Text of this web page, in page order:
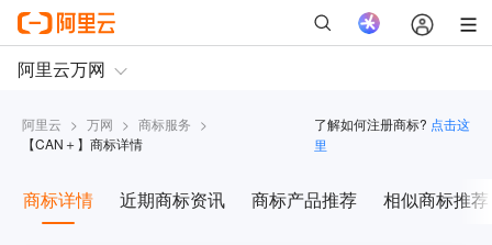
阿里云 > 万网 > 商标服务 >
【CAN＋ 】商标详情
了解如何注册商标? 点击这
里
商标详情 近期商标资讯 商标产品推荐 相似商标推荐